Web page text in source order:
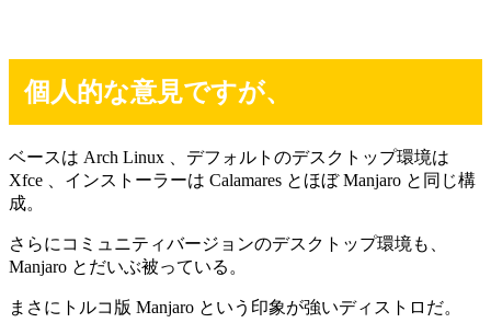
個人的な意見ですが、
ベースは Arch Linux 、デフォルトのデスクトップ環境は
Xfce 、インストーラーは Calamares とほぼ Manjaro と同じ構
成。
さらにコミュニティバージョンのデスクトップ環境も、
Manjaro とだいぶ被っている。
まさにトルコ版 Manjaro という印象が強いディストロだ。